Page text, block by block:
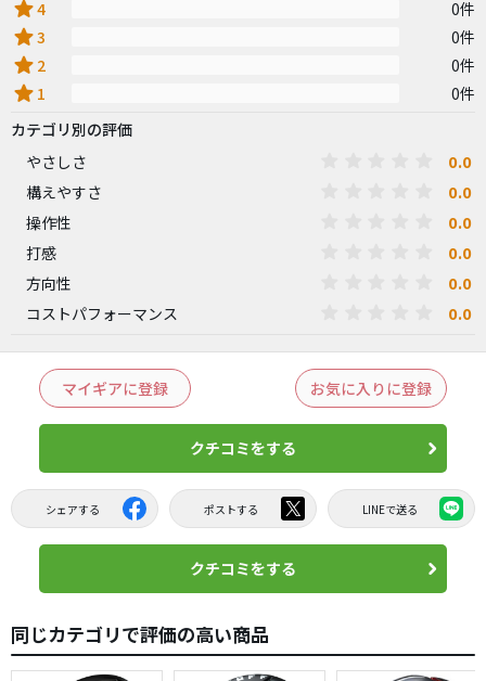
star4 0件
star3 0件
star 2 0件
star 1
0件
カテゴリ別の評価
やさしさ
0.0
構えやすさ 0.0
操作性 0.0
打感 0.0
方向性 0.0
コストパフォーマンス 0.0
マイギアに登録 お気に入りに登録
クチコミをする
シェアする ポストする LINEで送る
クチコミをする
同じカテゴリで評価の高い商品